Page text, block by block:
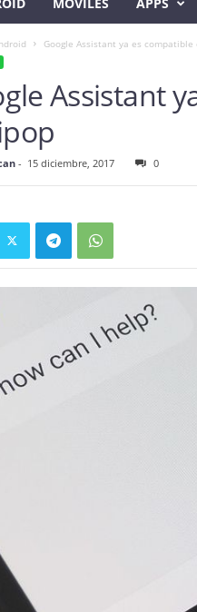
Google Assistant ya es compatible
Assistant
- 15 diciembre, 2017 0